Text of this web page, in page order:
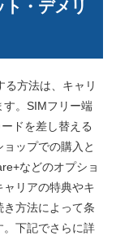
・デメリ
る方法は、キャリ
す。SIMフリー端
ドを差し替える
ップでの購入と
などのオプショ
リアの特典やキ
方法によって条
。下記でさらに詳